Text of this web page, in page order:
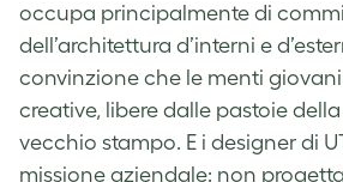
occupa principalmente di
dell’architettura d’interni e
convinzione che le menti
creative, libere dalle pastoie
vecchio stampo. E i designer di
missione aziendale: non